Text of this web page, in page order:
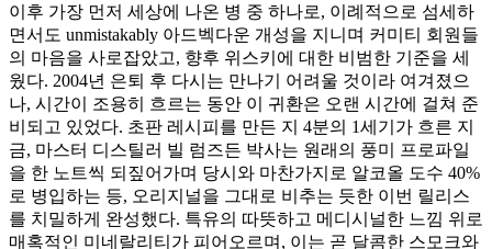
이후 가장 먼저 세상에 나온 병 중 하나로, 이례적으로 섬세하
면서도 unmistakably 아드벡다운 개성을 지니며 커미티 회원들
의 마음을 사로잡았고, 향후 위스키에 대한 비범한 기준을 세
웠다. 2004년 은퇴 후 다시는 만나기 어려울 것이라 여겨졌으
나, 시간이 조용히 흐르는 동안 이 귀환은 오랜 시간에 걸쳐 준
비되고 있었다. 초판 레시피를 만든 지 4분의 1세기가 흐른 지
금, 마스터 디스틸러 빌 럼즈든 박사는 원래의 풍미 프로파일
을 한 노트씩 되짚어가며 당시와 마찬가지로 알코올 도수 40%
로 병입하는 등, 오리지널을 그대로 비추는 듯한 이번 릴리스
를 치밀하게 완성했다. 특유의 따뜻하고 메디시널한 느낌 위로
매혹적인 미네랄리티가 피어오르며, 이는 곧 달콤한 스모크와